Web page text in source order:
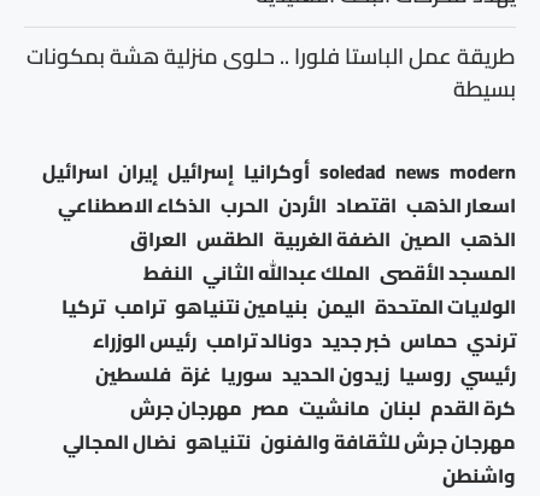
طريقة عمل الباستا فلورا .. حلوى منزلية هشة بمكونات
بسيطة
modern
news
soledad أوكرانيا إسرائيل إيران اسرائيل
اسعار الذهب اقتصاد الأردن الحرب الذكاء الاصطناعي
الذهب الصين الضفة الغربية الطقس العراق
المسجد الأقصى الملك عبدالله الثاني النفط
الولايات المتحدة اليمن بنيامين نتنياهو ترامب تركيا
ترندي حماس خبر جديد دونالد ترامب رئيس الوزراء
رئيسي روسيا زيدون الحديد سوريا غزة فلسطين
كرة القدم لبنان مانشيت مصر مهرجان جرش
مهرجان جرش للثقافة والفنون نتنياهو نضال المجالي
واشنطن